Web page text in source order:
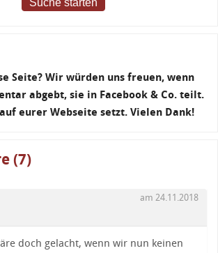
Seite? Wir würden uns freuen, wenn
abgebt, sie in Facebook & Co. teilt.
eurer Webseite setzt. Vielen Dank!
(7)
am 24.11.2018
doch gelacht, wenn wir nun keinen